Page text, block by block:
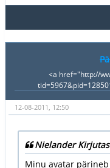
<a href="http://
12-08-2011, 12:50
Nielander
Minu avatar